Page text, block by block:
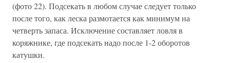
(фото 22). Подсекать в любом случае следует только
после того, как леска размотается как минимум на
четверть запаса. Исключение составляет ловля в
коряжнике, где подсекать надо после 1-2 оборотов
катушки.